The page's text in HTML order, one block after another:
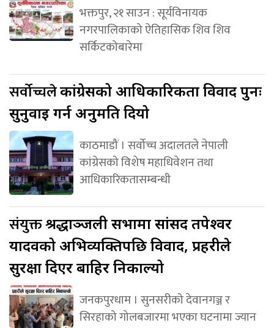
भक्तपुर, २१ साउन : सूर्यविनायक
नगरपालिकाको ऐतिहासिक शिव शिव
सर्किटकोबारेमा
सर्वोच्चलेकांग्रेसको आधिकारिकता विवाद पुनः
सुनुवाइ गर्न अनुमति दियो
काठमाडौं । सर्वोच्च अदालतले नेपाली
कांग्रेसको विशेष महाधिवेशन तथा
आधिकारिकतासम्बन्धी
संयुक्तश्रद्धाञ्जली सभामा सांसद तपेश्वर
यादवको अभिव्यक्तिपछि विवाद, प्रहरीले
सुरक्षा दिएर बाहिर निकाल्यो
जनकपुरधाम । सुनसरीको देवानगञ्ज र
सिरहाको गोलबजारमा भएका घटनामा ज्यान